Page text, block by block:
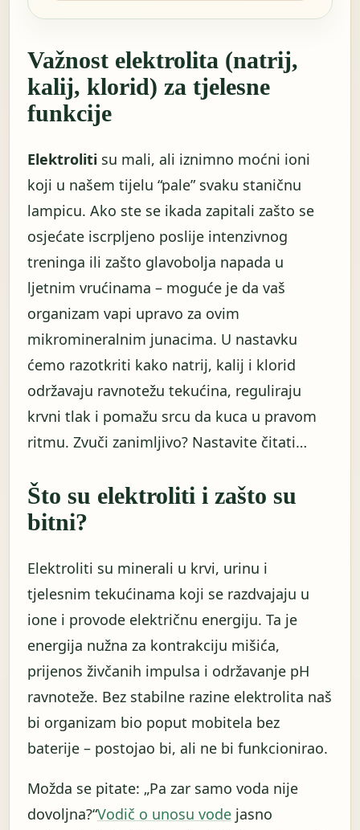
Važnost elektrolita (natrij,
kalij, klorid) za tjelesne
funkcije
Elektroliti su mali, ali iznimno moćni ioni
koji u našem tijelu “pale” svaku staničnu
lampicu. Ako ste se ikada zapitali zašto se
osjećate iscrpljeno poslije intenzivnog
treninga ili zašto glavobolja napada u
ljetnim vrućinama – moguće je da vaš
organizam vapi upravo za ovim
mikromineralnim junacima. U nastavku
ćemo razotkriti kako natrij, kalij i klorid
održavaju ravnotežu tekućina, reguliraju
krvni tlak i pomažu srcu da kuca u pravom
ritmu. Zvuči zanimljivo? Nastavite čitati…
Što su elektroliti i zašto su
bitni?
Elektroliti su minerali u krvi, urinu i
tjelesnim tekućinama koji se razdvajaju u
ione i provode električnu energiju. Ta je
energija nužna za kontrakciju mišića,
prijenos živčanih impulsa i održavanje pH
ravnoteže. Bez stabilne razine elektrolita naš
bi organizam bio poput mobitela bez
baterije – postojao bi, ali ne bi funkcionirao.
Možda se pitate: „Pa zar samo voda nije
dovoljna?“Vodič o unosu vode jasno